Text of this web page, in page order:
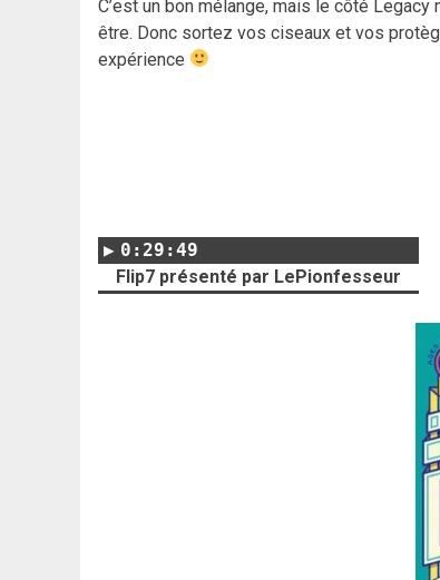
C’est un bon mélange, mais le côté
être. Donc sortez vos ciseaux et vos
expérience
0:29:49
Flip7 présenté par LePionfesseur